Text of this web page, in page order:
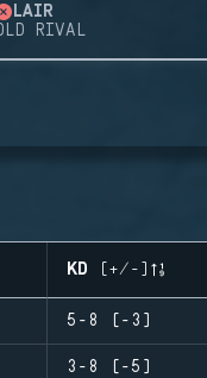
LAIR
RIVAL
KD (+/-)
5-8 (-3)
3-8 (-5)